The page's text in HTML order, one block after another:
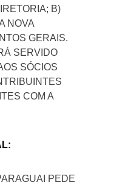
B)
NOVA
GERAIS.
SERVIDO
SÓCIOS
COM A
PEDE